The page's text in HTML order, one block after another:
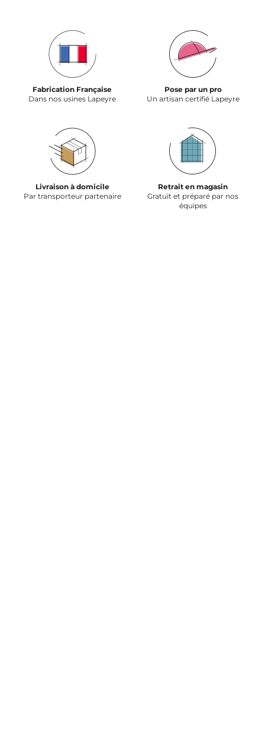
Fabrication Française
Dans nos usines Lapeyre
Pose par un pro
Un artisan certifié Lapeyre
Livraison à domicile
Par transporteur partenaire
Retrait en magasin
Gratuit et préparé par nos
équipes